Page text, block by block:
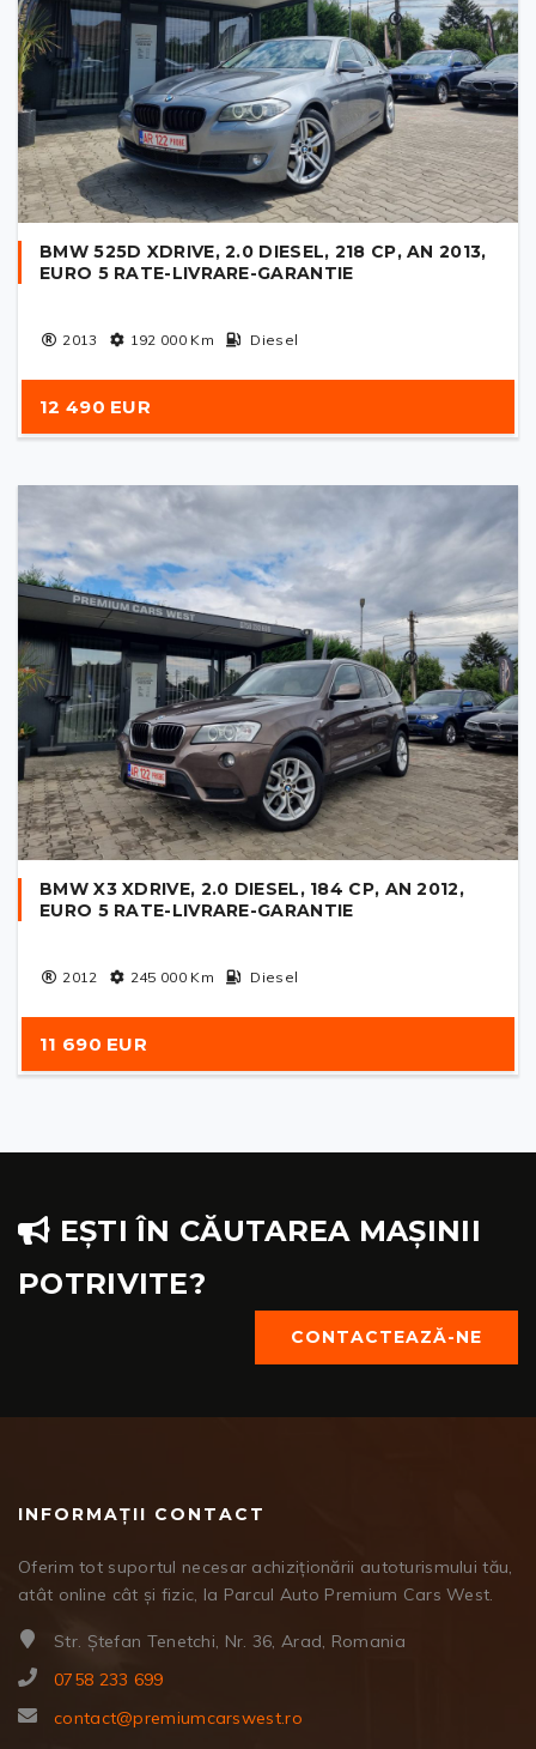
BMW 525D XDRIVE, 2.0 DIESEL, 218 CP, AN 2013,
EURO 5 RATE-LIVRARE-GARANTIE
2013 192 000Km Diesel
12 490 EUR
BMW X3 XDRIVE, 2.0 DIESEL, 184 CP, AN 2012,
EURO 5 RATE-LIVRARE-GARANTIE
2012 245 000Km Diesel
11 690 EUR
EȘTI ÎN CĂUTAREA MAȘINII
POTRIVITE?
CONTACTEAZĂ-NE
INFORMAȚII CONTACT
Oferim tot suportul necesar achiziționării autoturismului tău,
atât online cât și fizic, la Parcul Auto Premium Cars West.
Str. Ștefan Tenetchi, Nr. 36, Arad, Romania
0758 233 699
contact@premiumcarswest.ro